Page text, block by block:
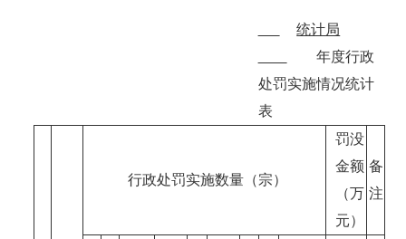
统计局
年度行政
处罚实施情况统计
表
行政处罚实施数量（宗）
罚没
金额
（万
元）
备
注